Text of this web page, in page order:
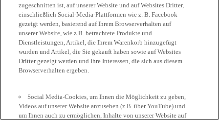
zugeschnitten ist, auf unserer Website und auf Websites Dritter,
einschließlich Social-Media-Plattformen wie z. B. Facebook
gezeigt werden, basierend auf Ihrem Browserverhalten auf
unserer Website, wie z.B. betrachtete Produkte und
Dienstleistungen, Artikel, die Ihrem Warenkorb hinzugefügt
wurden und Artikel, die Sie gekauft haben sowie auf Websites
Dritter gezeigt werden und Ihre Interessen, die sich aus diesem
Browserverhalten ergeben.
Social Media-Cookies, um Ihnen die Möglichkeit zu geben,
Videos auf unserer Website anzusehen (z.B. über YouTube) und
um Ihnen auch zu ermöglichen, Inhalte von unserer Website auf